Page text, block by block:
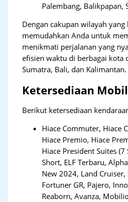
Palembang, Balikpapan,
Dengan cakupan wilayah yang
memudahkan Anda untuk
menikmati perjalanan yang
efisien waktu di berbagai kota
Sumatra, Bali, dan Kalimantan.
Ketersediaan Mobil
Berikut ketersediaan
Hiace Commuter, Hiace
Hiace Premio, Hiace
Hiace President Suites (7
Short, ELF Terbaru,
New 2024, Land
Fortuner GR, Pajero,
Reaborn, Avanza,